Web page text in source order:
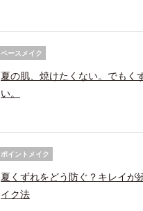
ベースメイク
夏の肌、焼けたくない。でもく
い。
ポイントメイク
夏くずれをどう防ぐ？キレイが
イク法